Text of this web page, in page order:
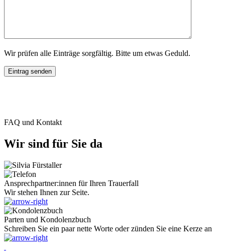
Wir prüfen alle Einträge sorgfältig. Bitte um etwas Geduld.
FAQ und Kontakt
Wir sind für Sie da
Ansprechpartner:innen für Ihren Trauerfall
Wir stehen Ihnen zur Seite.
Parten und Kondolenzbuch
Schreiben Sie ein paar nette Worte oder zünden Sie eine Kerze an